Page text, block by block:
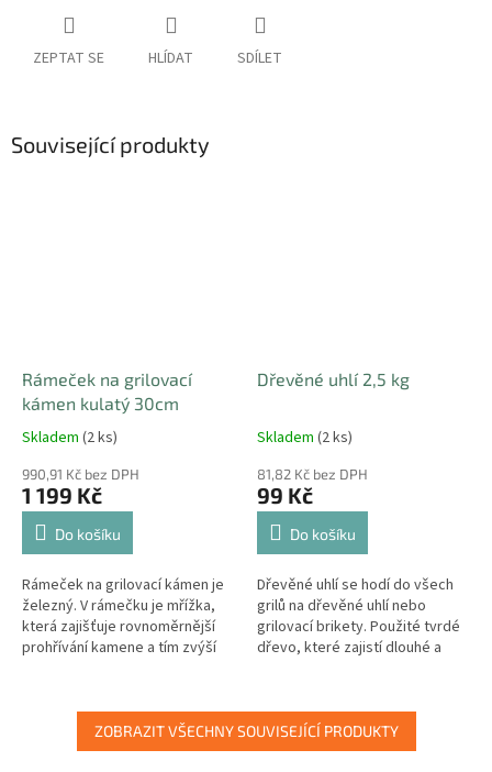
ZEPTAT SE HLÍDAT SDÍLET
Související produkty
Rámeček na grilovací
kámen kulatý 30cm
Skladem (2 ks)
990,91 Kč bez DPH
1 199 Kč
Do košíku
Rámeček na grilovací kámen je
železný. V rámečku je mřížka,
která zajišťuje rovnoměrnější
prohřívání kamene a tím zvýší
Dřevěné uhlí 2,5 kg
Skladem (2 ks)
81,82 Kč bez DPH
99 Kč
Do košíku
Dřevěné uhlí se hodí do všech
grilů na dřevěné uhlí nebo
grilovací brikety. Použité tvrdé
dřevo, které zajistí dlouhé a
ZOBRAZIT VŠECHNY SOUVISEJÍCÍ PRODUKTY